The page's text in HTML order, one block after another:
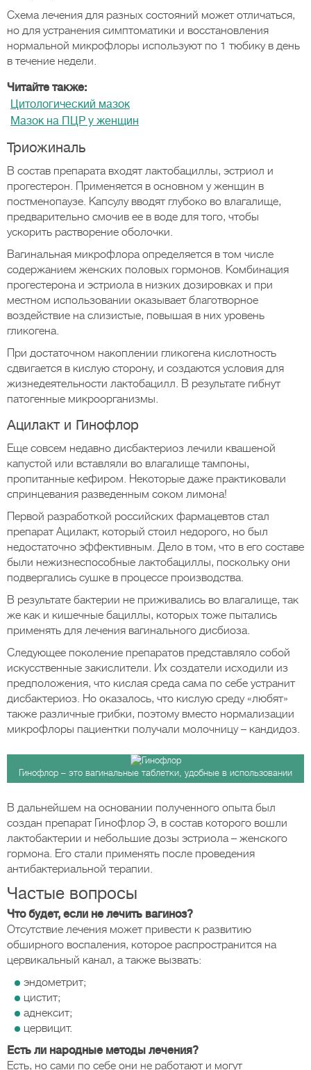
Схема лечения для разных состояний может отличаться,
но для устранения симптоматики и восстановления
нормальной микрофлоры используют по 1 тюбику в день
в течение недели.
Читайте также:
Цитологический мазок
Мазок на ПЦР у женщин
Триожиналь
В состав препарата входят лактобациллы, эстриол и
прогестерон. Применяется в основном у женщин в
постменопаузе. Капсулу вводят глубоко во влагалище,
предварительно смочив ее в воде для того, чтобы
ускорить растворение оболочки.
Вагинальная микрофлора определяется в том числе
содержанием женских половых гормонов. Комбинация
прогестерона и эстриола в низких дозировках и при
местном использовании оказывает благотворное
воздействие на слизистые, повышая в них уровень
гликогена.
При достаточном накоплении гликогена кислотность
сдвигается в кислую сторону, и создаются условия для
жизнедеятельности лактобацилл. В результате гибнут
патогенные микроорганизмы.
Ацилакт и Гинофлор
Еще совсем недавно дисбактериоз лечили квашеной
капустой или вставляли во влагалище тампоны,
пропитанные кефиром. Некоторые даже практиковали
спринцевания разведенным соком лимона!
Первой разработкой российских фармацевтов стал
препарат Ацилакт, который стоил недорого, но был
недостаточно эффективным. Дело в том, что в его составе
были нежизнеспособные лактобациллы, поскольку они
подвергались сушке в процессе производства.
В результате бактерии не приживались во влагалище, так
же как и кишечные бациллы, которых тоже пытались
применять для лечения вагинального дисбиоза.
Следующее поколение препаратов представляло собой
искусственные закислители. Их создатели исходили из
предположения, что кислая среда сама по себе устранит
дисбактериоз. Но оказалось, что кислую среду «любят»
также различные грибки, поэтому вместо нормализации
микрофлоры пациентки получали молочницу – кандидоз.
Гинофлор – это вагинальные таблетки, удобные в использовании
В дальнейшем на основании полученного опыта был
создан препарат Гинофлор Э, в состав которого вошли
лактобактерии и небольшие дозы эстриола – женского
гормона. Его стали применять после проведения
антибактериальной терапии.
Частые вопросы
Что будет, если не лечить вагиноз?
Отсутствие лечения может привести к развитию
обширного воспаления, которое распространится на
цервикальный канал, а также вызвать:
эндометрит;
цистит;
аднексит;
цервицит.
Есть ли народные методы лечения?
Есть, но сами по себе они не работают и могут